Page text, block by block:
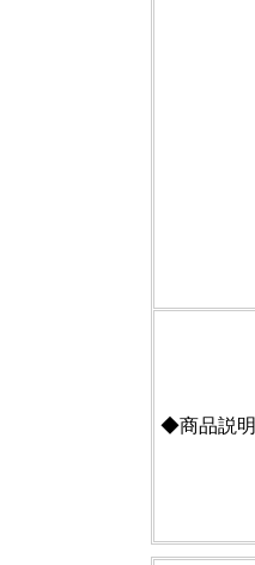
◆商品説明